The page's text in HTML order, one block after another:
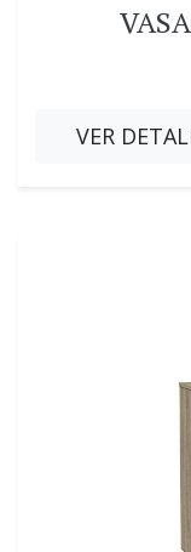
VER